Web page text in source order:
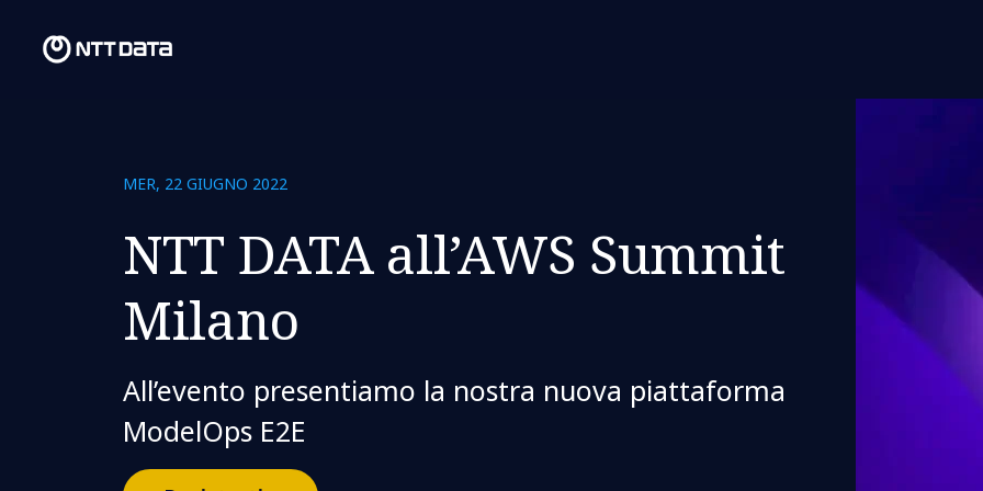
MER, 22 GIUGNO 2022
NTT DATA all’AWS Summit
Milano
All’evento presentiamo la nostra nuova piattaforma
ModelOps E2E